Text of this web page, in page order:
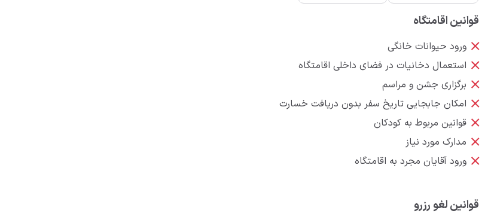
قوانین اقامتگاه
ورود حیوانات خانگی
استعمال دخانیات در فضای داخلی اقامتگاه
برگزاری جشن و مراسم
امکان جابجایی تاریخ سفر بدون دریافت خسارت
قوانین مربوط به کودکان
مدارک مورد نیاز
ورود آقایان مجرد به اقامتگاه
قوانین لغو رزرو